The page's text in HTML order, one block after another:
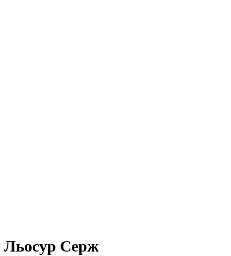
Льосур Серж